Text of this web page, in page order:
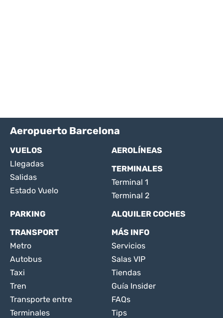
Aeropuerto Barcelona
VUELOS
Llegadas
Salidas
Estado Vuelo
AEROLÍNEAS
TERMINALES
Terminal 1
Terminal 2
PARKING
ALQUILER COCHES
TRANSPORT
Metro
Autobus
Taxi
Tren
Transporte entre
Terminales
MÁS INFO
Servicios
Salas VIP
Tiendas
Guía Insider
FAQs
Tips